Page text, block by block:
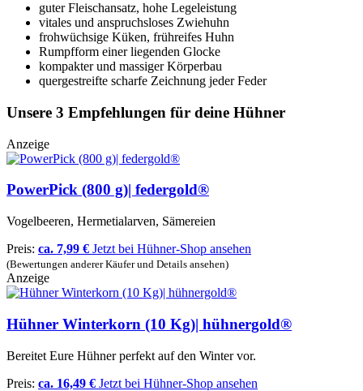
guter Fleischansatz, hohe Legeleistung
vitales und anspruchsloses Zwiehuhn
frohwüchsige Küken, frühreifes Huhn
Rumpfform einer liegenden Glocke
kompakter und massiger Körperbau
quergestreifte scharfe Zeichnung jeder Feder
Unsere 3 Empfehlungen für deine Hühner
Anzeige
PowerPick (800 g)| federgold®
Vogelbeeren, Hermetialarven, Sämereien
Preis: ca. 7,99 € Jetzt bei Hühner-Shop ansehen
(Bewertungen anderer Käufer und Details ansehen)
Anzeige
Hühner Winterkorn (10 Kg)| hühnergold®
Bereitet Eure Hühner perfekt auf den Winter vor.
Preis: ca. 16,49 € Jetzt bei Hühner-Shop ansehen